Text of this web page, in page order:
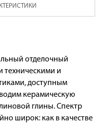
отделочный
техническими и
доступным
керамическую
глины. Спектр
широк: как в качестве